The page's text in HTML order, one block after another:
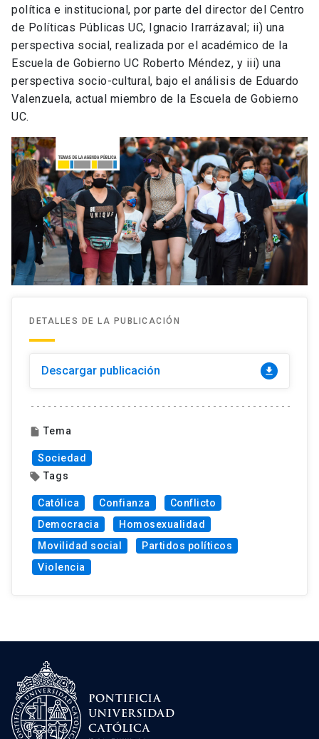
política e institucional, por parte del director del Centro
de Políticas Públicas UC, Ignacio Irarrázaval; ii) una
perspectiva social, realizada por el académico de la
Escuela de Gobierno UC Roberto Méndez, y iii) una
perspectiva socio-cultural, bajo el análisis de Eduardo
Valenzuela, actual miembro de la Escuela de Gobierno
UC.
DETALLES DE LA PUBLICACIÓN
Descargar publicación download
insert_drive_file Tema
Sociedad
local_offer Tags
Católica Confianza
Conflicto
Democracia
Homosexualidad
Movilidad social
Partidos políticos
Violencia